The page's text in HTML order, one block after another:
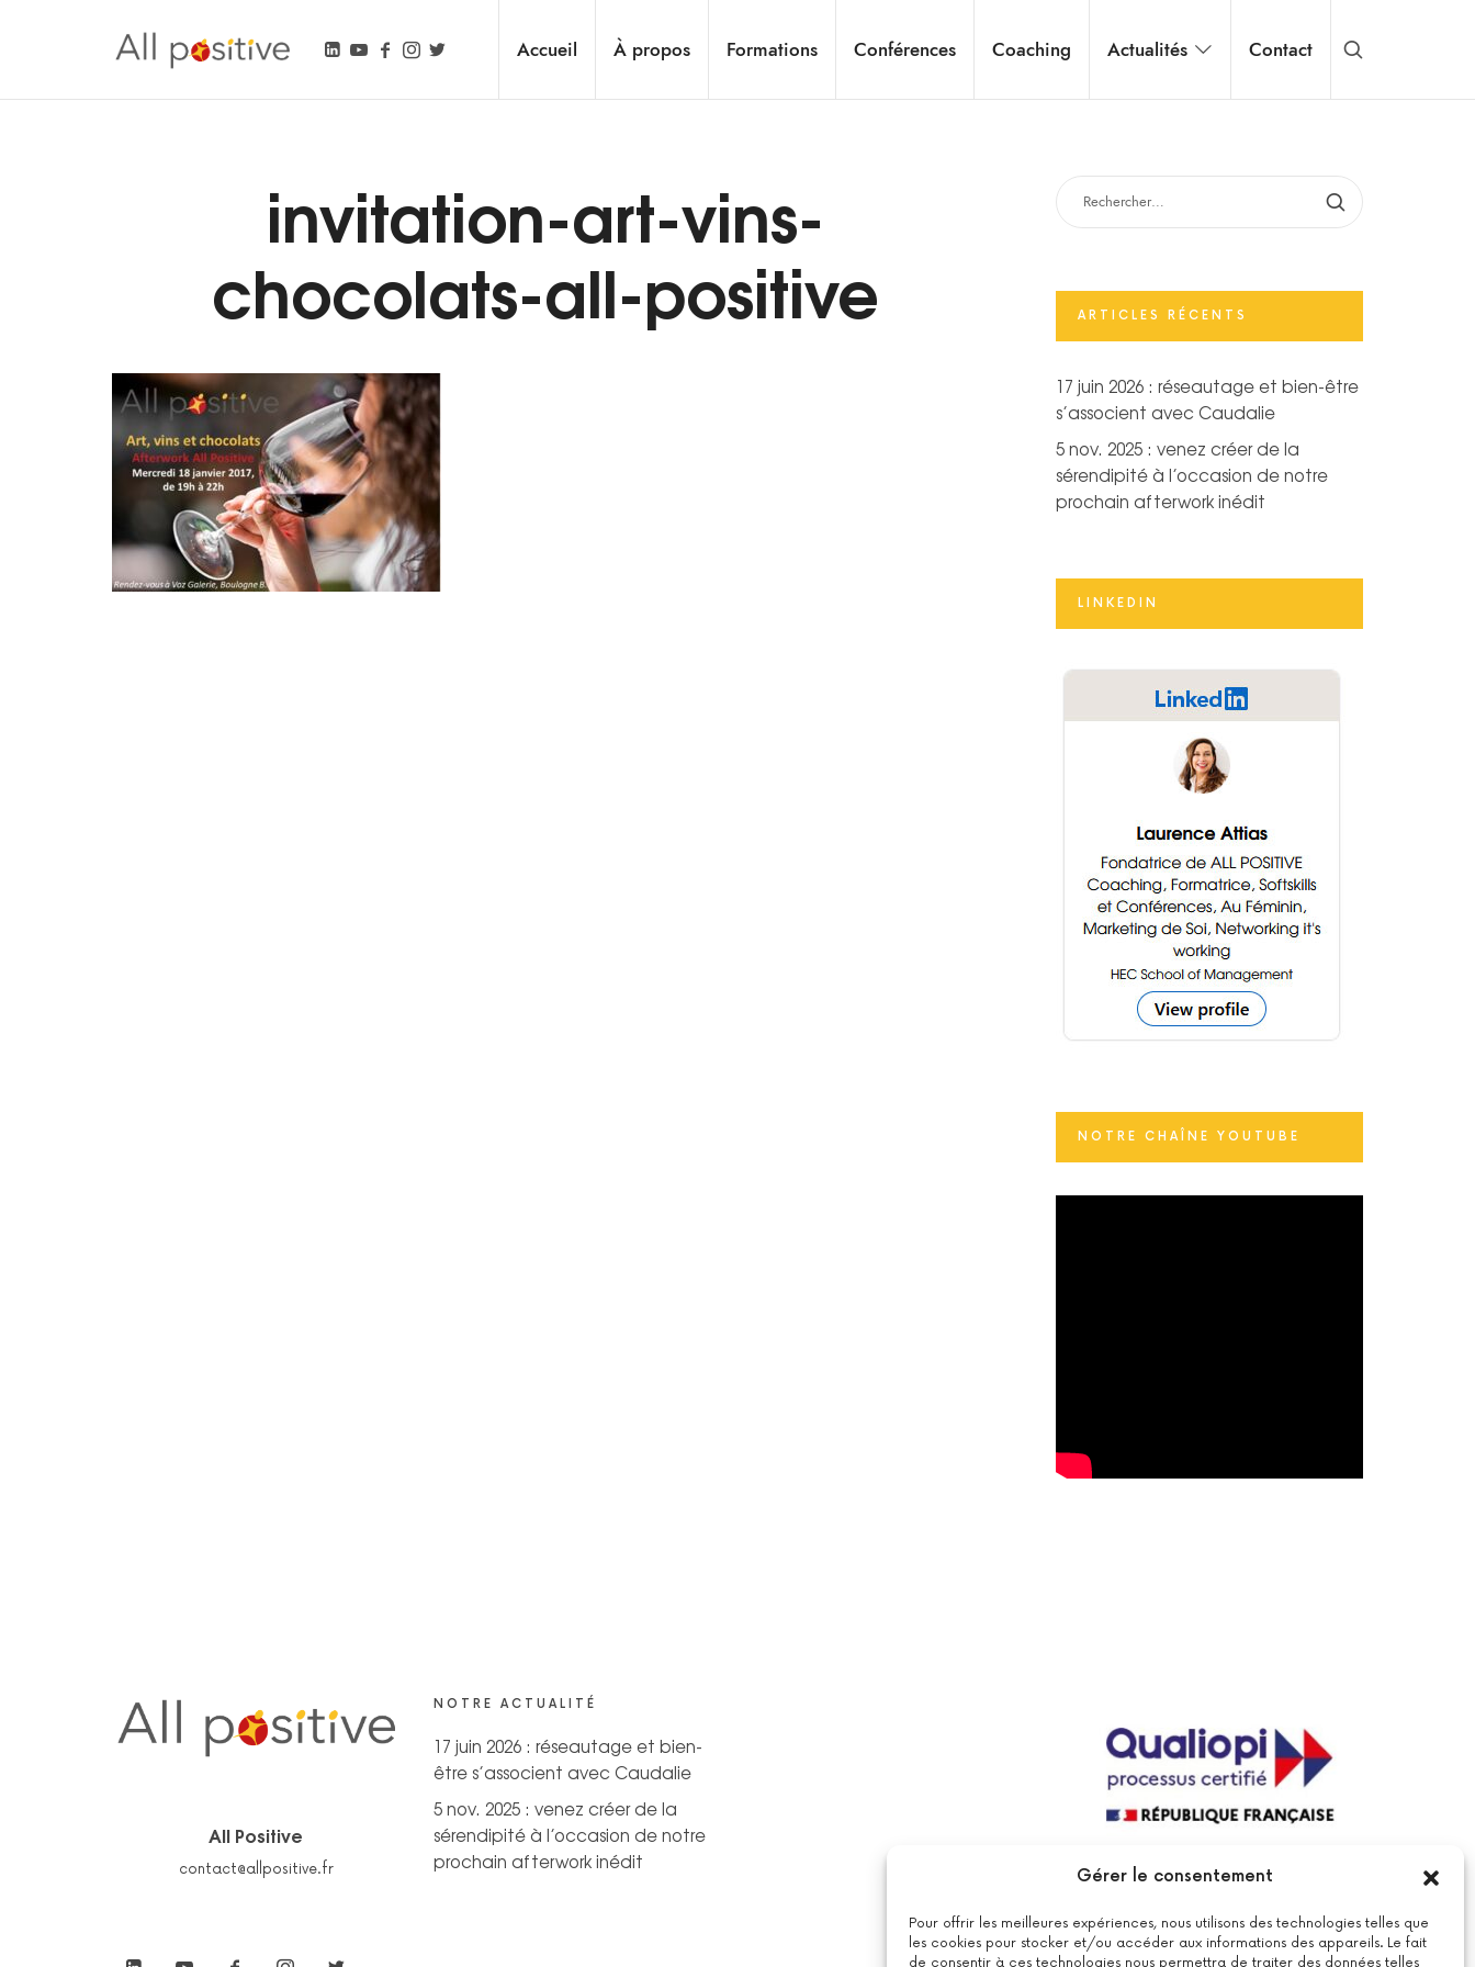
Gérer le consentement
Pour offrir les meilleures expériences, nous utilisons des technologies telles que
les cookies pour stocker et/ou accéder aux informations des appareils. Le fait
de consentir à ces technologies nous permettra de traiter des données telles
All Positive Accueil À propos Formations Conférences Coaching Actualités Contact
invitation-art-vins-
chocolats-all-positive
RECHERCHER :
ARTICLES RÉCENTS
17 juin 2026 : réseautage et bien-être
s’associent avec Caudalie
5 nov. 2025 : venez créer de la
sérendipité à l’occasion de notre
prochain afterwork inédit
LINKEDIN
NOTRE CHAÎNE YOUTUBE
All Positive
contact@allpositive.fr
NOTRE ACTUALITÉ
17 juin 2026 : réseautage et bien-
être s’associent avec Caudalie
5 nov. 2025 : venez créer de la
sérendipité à l’occasion de notre
prochain afterwork inédit
La certification qualité a été délivrée au
de formations.Voir le certificat